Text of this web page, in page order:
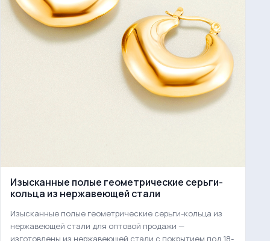
Изысканные полые геометрические серьги-
кольца из нержавеющей стали
Изысканные полые геометрические серьги-кольца из
нержавеющей стали для оптовой продажи —
изготовлены из нержавеющей стали с покрытием под 18-